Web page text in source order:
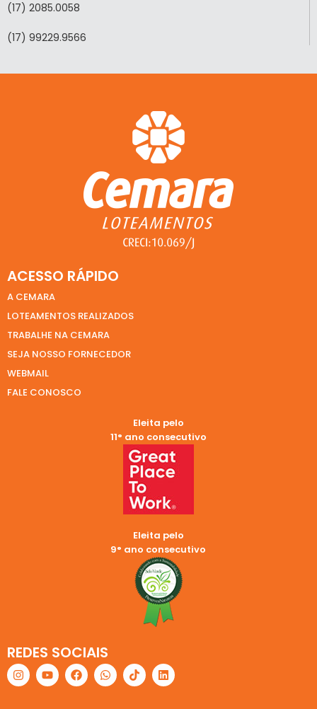
(17) 2085.0058
(17) 99229.9566
ACESSO RÁPIDO
A CEMARA
LOTEAMENTOS REALIZADOS
TRABALHE NA CEMARA
SEJA NOSSO FORNECEDOR
WEBMAIL
FALE CONOSCO
Eleita pelo
11° ano consecutivo
Eleita pelo
9° ano consecutivo
REDES SOCIAIS